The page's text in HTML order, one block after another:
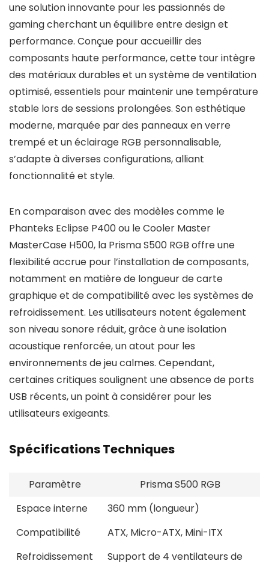
une solution innovante pour les passionnés de
gaming cherchant un équilibre entre design et
performance. Conçue pour accueillir des
composants haute performance, cette tour intègre
des matériaux durables et un système de ventilation
optimisé, essentiels pour maintenir une température
stable lors de sessions prolongées. Son esthétique
moderne, marquée par des panneaux en verre
trempé et un éclairage RGB personnalisable,
s’adapte à diverses configurations, alliant
fonctionnalité et style.
En comparaison avec des modèles comme le
Phanteks Eclipse P400 ou le Cooler Master
MasterCase H500, la Prisma S500 RGB offre une
flexibilité accrue pour l’installation de composants,
notamment en matière de longueur de carte
graphique et de compatibilité avec les systèmes de
refroidissement. Les utilisateurs notent également
son niveau sonore réduit, grâce à une isolation
acoustique renforcée, un atout pour les
environnements de jeu calmes. Cependant,
certaines critiques soulignent une absence de ports
USB récents, un point à considérer pour les
utilisateurs exigeants.
Spécifications Techniques
Paramètre
Prisma S500 RGB
Espace interne
360 mm (longueur)
Compatibilité
ATX, Micro-ATX, Mini-ITX
Refroidissement
Support de 4 ventilateurs de